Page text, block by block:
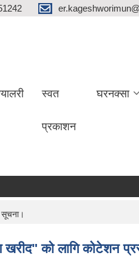
स्वत
प्रकाशन
घरनक्सा
सूचना।
को लागि कोटेशन